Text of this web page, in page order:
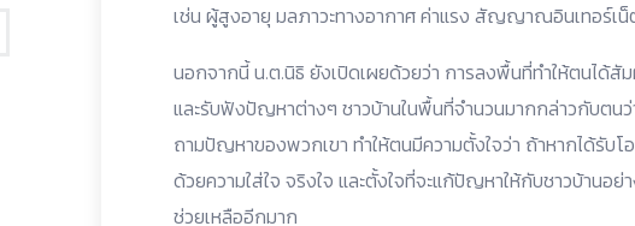
เช่น ผู้สูงอายุ มลภาวะทางอากาศ ค่าแรง สัญญาณอินเทอร์เน็
นอกจากนี้ น.ต.นิธิ ยังเปิดเผยด้วยว่า การลงพื้นที่ทำให้ตนไ
และรับฟังปัญหาต่างๆ ชาวบ้านในพื้นที่จำนวนมากกล่าวกับตนว่
ถามปัญหาของพวกเขา ทำให้ตนมีความตั้งใจว่า ถ้าหากได้รับ
ด้วยความใส่ใจ จริงใจ และตั้งใจที่จะแก้ปัญหาให้กับชาวบ้านอ
ช่วยเหลืออีกมาก